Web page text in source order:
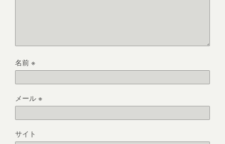
名前※
メール※
サイト